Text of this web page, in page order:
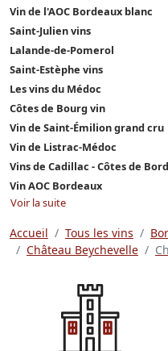
Vin de l'AOC Bordeaux blanc
Saint-Julien vins
Lalande-de-Pomerol
Saint-Estèphe vins
Les vins du Médoc
Côtes de Bourg vin
Vin de Saint-Émilion grand cru
Vin de Listrac-Médoc
Vins de Cadillac - Côtes de
Vin AOC Bordeaux
Voir la suite
Accueil Tous les vins
Château Beychevelle